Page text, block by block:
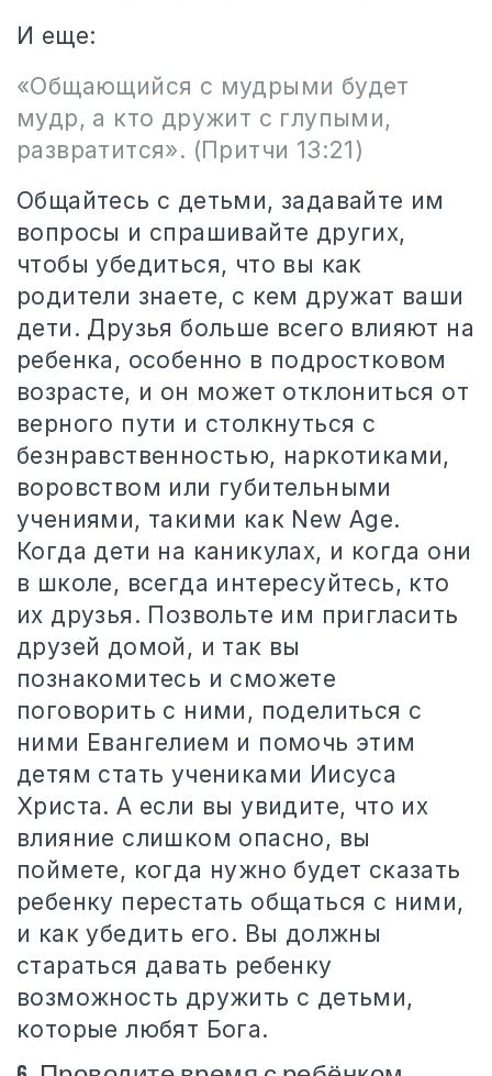
И еще:
«Общающийся с мудрыми будет
мудр, а кто дружит с глупыми,
развратится». (Притчи 13:21)
Общайтесь с детьми, задавайте им
вопросы и спрашивайте других,
чтобы убедиться, что вы как
родители знаете, с кем дружат ваши
дети. Друзья больше всего влияют на
ребенка, особенно в подростковом
возрасте, и он может отклониться от
верного пути и столкнуться с
безнравственностью, наркотиками,
воровством или губительными
учениями, такими как New Age.
Когда дети на каникулах, и когда они
в школе, всегда интересуйтесь, кто
их друзья. Позвольте им пригласить
друзей домой, и так вы
познакомитесь и сможете
поговорить с ними, поделиться с
ними Евангелием и помочь этим
детям стать учениками Иисуса
Христа. А если вы увидите, что их
влияние слишком опасно, вы
поймете, когда нужно будет сказать
ребенку перестать общаться с ними,
и как убедить его. Вы должны
стараться давать ребенку
возможность дружить с детьми,
которые любят Бога.